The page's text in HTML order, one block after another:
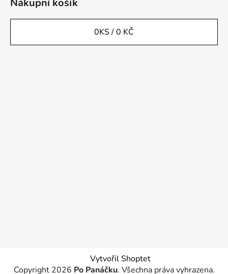
Nákupní košík
0KS /0 KČ
Vytvořil Shoptet
Copyright 2026 Po Panáčku. Všechna práva vyhrazena.